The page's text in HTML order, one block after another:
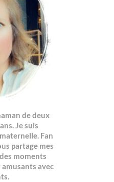
de deux
Je suis
Fan
partage mes
moments
avec